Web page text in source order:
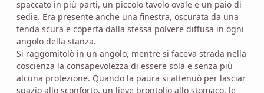
spaccato in più parti, un piccolo tavolo ovale e un paio di
sedie. Era presente anche una finestra, oscurata da una
tenda scura e coperta dalla stessa polvere diffusa in ogni
angolo della stanza.
Si raggomitolò in un angolo, mentre si faceva strada nella
coscienza la consapevolezza di essere sola e senza più
alcuna protezione. Quando la paura si attenuò per lasciar
spazio allo sconforto, un lieve brontolio allo stomaco, le